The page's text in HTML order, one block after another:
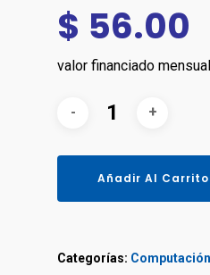
$ 56.00
valor financiado
Añadir Al Carrito
Categorías: Computación